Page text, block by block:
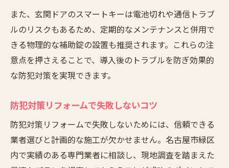
また、玄関ドアのスマートキーは電池切れや通信トラブ
ルのリスクもあるため、定期的なメンテナンスと併用で
きる物理的な補助錠の設置も推奨されます。これらの注
意点を押さえることで、導入後のトラブルを防ぎ効果的
な防犯対策を実現できます。
防犯対策リフォームで失敗しないコツ
防犯対策リフォームで失敗しないためには、信頼できる
業者選びと計画的な施工が欠かせません。名古屋市緑区
内で実績のある専門業者に相談し、現地調査を踏まえた